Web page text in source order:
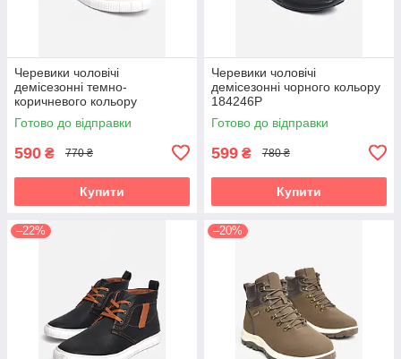
Черевики чоловічі
демісезонні темно-
коричневого кольору
184375P
Готово до відправки
590 ₴ 770 ₴
Купити
Черевики чоловічі
демісезонні чорного кольору
184246P
Готово до відправки
599 ₴ 780 ₴
Купити
–22% –20%